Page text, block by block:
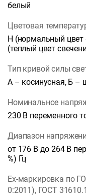
белый
Цветовая
Н (нормальный цвет
(теплый цвет
Тип кривой силы
А – косинусная, Б –
Номинальное
230 В переменного
Диапазон
от 176 В до 264 В
%) Гц
Ех-маркировка по
0:2011), ГОСТ